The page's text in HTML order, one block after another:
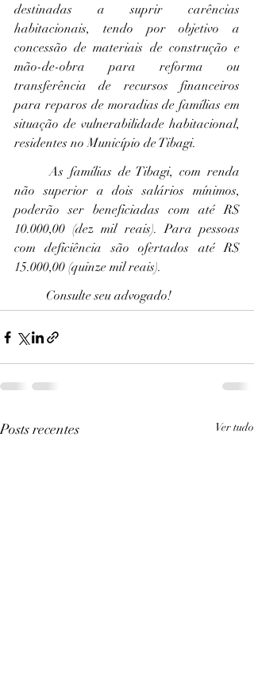
destinadas a suprir carências
habitacionais, tendo por objetivo a
concessão de materiais de construção e
mão-de-obra para reforma ou
transferência de recursos financeiros
para reparos de moradias de famílias em
situação de vulnerabilidade habitacional,
residentes no Município de Tibagi.
	As famílias de Tibagi, com renda
não superior a dois salários mínimos,
poderão ser beneficiadas com até R$
10.000,00 (dez mil reais). Para pessoas
com deficiência são ofertados até R$
15.000,00 (quinze mil reais).
	Consulte seu advogado!
Posts recentes Ver tudo